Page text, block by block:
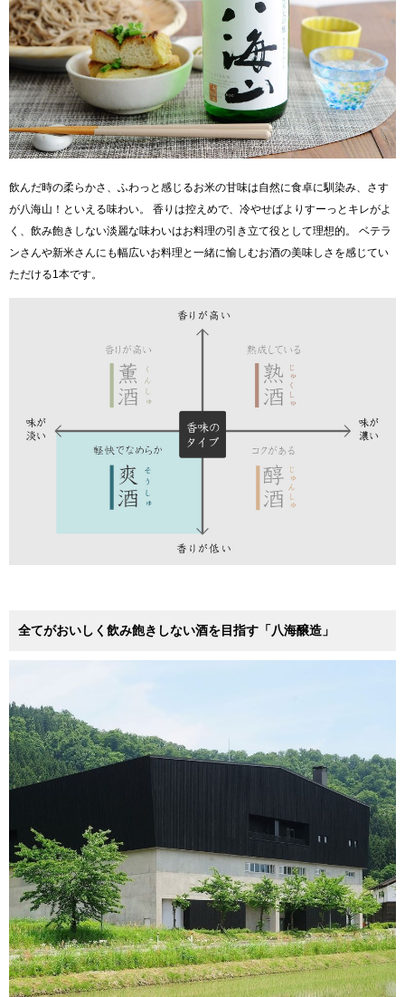
飲んだ時の柔らかさ、ふわっと感じるお米の甘味は自然に食卓に馴染み、さす
が八海山！といえる味わい。 香りは控えめで、冷やせばよりすーっとキレがよ
く、飲み飽きしない淡麗な味わいはお料理の引き立て役として理想的。 ベテラ
ンさんや新米さんにも幅広いお料理と一緒に愉しむお酒の美味しさを感じてい
ただける1本です。
全てがおいしく飲み飽きしない酒を目指す「八海醸造」